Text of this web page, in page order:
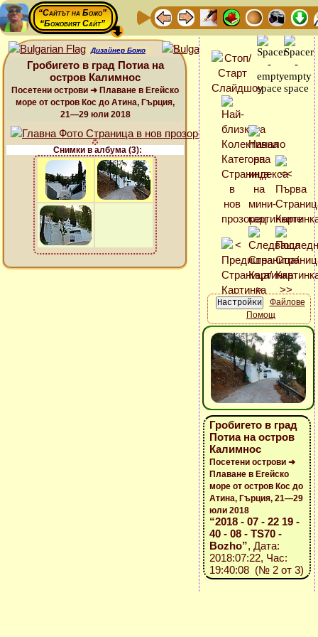
“Сайтът на Божо”
“Божовият Сайт”
Дизайнер Божо
Гробигето в град Потиа на
остров Калимнос
Посетени острови ➜ Плаване в Егейско
море от остров Кос до Атина, Гърция,
21—29 юли 2018
Снимки в албума (3):
Файлове
Помощ
Гробигето в град
Потиа на остров
Калимнос
Посетени острови ➜
Плаване в Егейско
море от остров Кос до
Атина, Гърция, 21—29
юли 2018
“2018 - 07 - 22 19 -
40 - 08 - TS70 -
Bozho”, Дата:
2018:07:22, Час:
19:40:08 (№ 2 от 3)